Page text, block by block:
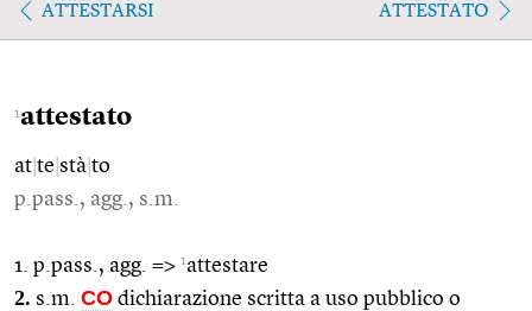
ATTESTARSI ATTESTATO
1attestato
at te stà to
p.pass., agg., s.m.
1. p.pass., agg. => 1attestare
2. s.m. CO dichiarazione scritta a uso pubblico o